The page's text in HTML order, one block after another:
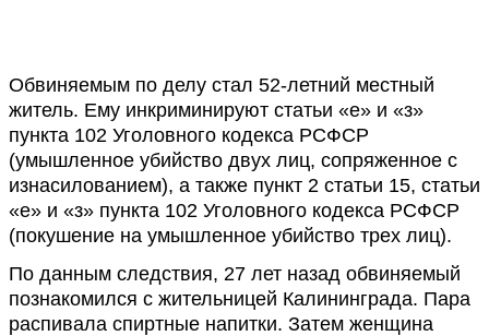
Обвиняемым по делу стал 52-летний местный
житель. Ему инкриминируют статьи «е» и «з»
пункта 102 Уголовного кодекса РСФСР
(умышленное убийство двух лиц, сопряженное с
изнасилованием), а также пункт 2 статьи 15, статьи
«е» и «з» пункта 102 Уголовного кодекса РСФСР
(покушение на умышленное убийство трех лиц).
По данным следствия, 27 лет назад обвиняемый
познакомился с жительницей Калининграда. Пара
распивала спиртные напитки. Затем женщина